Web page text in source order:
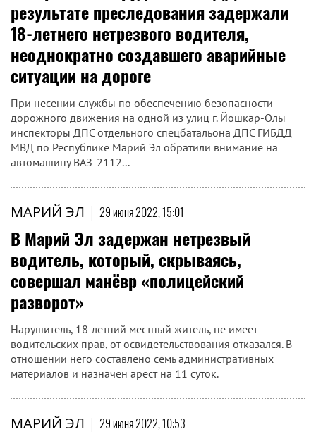
результате преследования задержали
18-летнего нетрезвого водителя,
неоднократно создавшего аварийные
ситуации на дороге
При несении службы по обеспечению безопасности
дорожного движения на одной из улиц г. Йошкар-Олы
инспекторы ДПС отдельного спецбатальона ДПС ГИБДД
МВД по Республике Марий Эл обратили внимание на
автомашину ВАЗ-2112...
МАРИЙ ЭЛ | 29 июня 2022, 15:01
В Марий Эл задержан нетрезвый
водитель, который, скрываясь,
совершал манёвр «полицейский
разворот»
Нарушитель, 18-летний местный житель, не имеет
водительских прав, от освидетельствования отказался. В
отношении него составлено семь административных
материалов и назначен арест на 11 суток.
МАРИЙ ЭЛ | 29 июня 2022, 10:53